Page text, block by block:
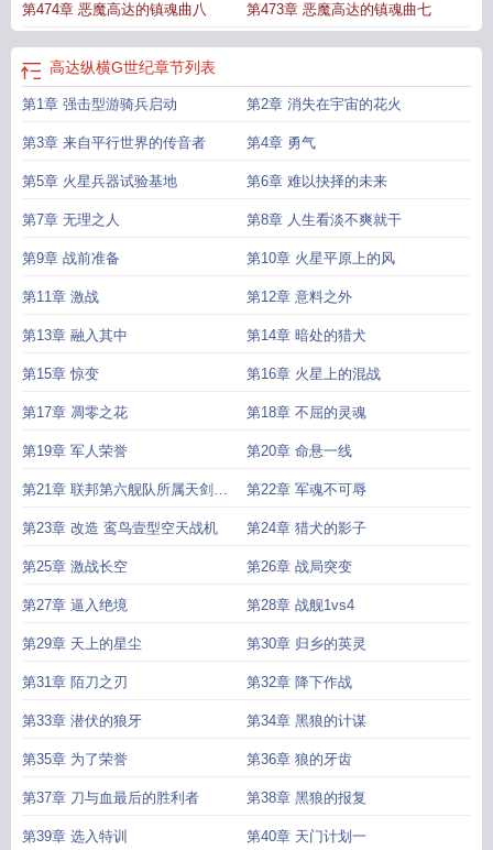
发路线SD高达G世纪火线纵横手机版 sd高达g世纪纵横火线SD高达G世纪火线
第474章 恶魔高达的镇魂曲八 第473章 恶魔高达的镇魂曲七
高达纵横G世纪章节列表
第1章 强击型游骑兵启动 第2章 消失在宇宙的花火
第3章 来自平行世界的传音者 第4章 勇气
第5章 火星兵器试验基地 第6章 难以抉择的未来
第7章 无理之人 第8章 人生看淡不爽就干
第9章 战前准备 第10章 火星平原上的风
第11章 激战 第12章 意料之外
第13章 融入其中 第14章 暗处的猎犬
第15章 惊变 第16章 火星上的混战
第17章 凋零之花 第18章 不屈的灵魂
第19章 军人荣誉 第20章 命悬一线
第21章 联邦第六舰队所属天剑舰
队
第22章 军魂不可辱
第23章 改造 鸾鸟壹型空天战机 第24章 猎犬的影子
第25章 激战长空 第26章 战局突变
第27章 逼入绝境 第28章 战舰1vs4
第29章 天上的星尘 第30章 归乡的英灵
第31章 陌刀之刃 第32章 降下作战
第33章 潜伏的狼牙 第34章 黑狼的计谋
第35章 为了荣誉 第36章 狼的牙齿
第37章 刀与血最后的胜利者 第38章 黑狼的报复
第39章 选入特训 第40章 天门计划一